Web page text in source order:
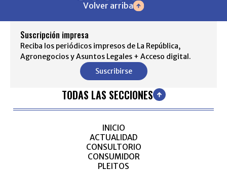
Volver arriba
Suscripción impresa
Reciba los periódicos impresos de La República,
Agronegocios y Asuntos Legales + Acceso digital.
Suscribirse
TODAS LAS SECCIONES
INICIO
ACTUALIDAD
CONSULTORIO
CONSUMIDOR
PLEITOS